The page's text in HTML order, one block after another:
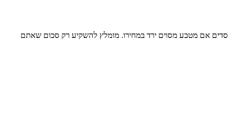
אם מטבע מסוים ירד במחירו. מומלץ להשקיע רק סכום שאתם